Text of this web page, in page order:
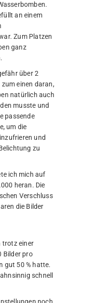
an einem
Zum Platzen
ganz
über 2
einen daran,
natürlich auch
musste und
passende
um die
und
zu
ich mich auf
heran. Die
Verschluss
die Bilder
trotz einer
Bilder pro
gut 50 % hatte.
schnell